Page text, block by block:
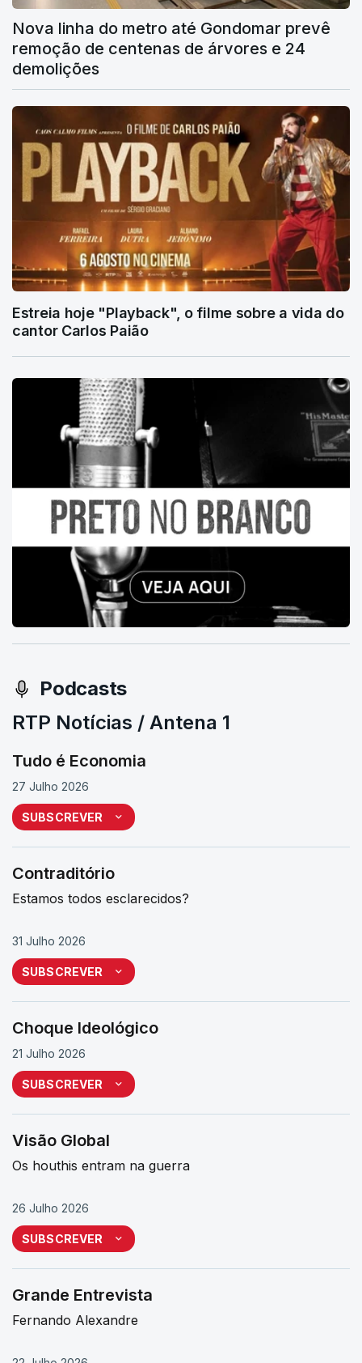
Nova linha do metro até Gondomar prevê
remoção de centenas de árvores e 24
demolições
Estreia hoje "Playback", o filme sobre a vida do
cantor Carlos Paião
Podcasts
RTP Notícias / Antena 1
Tudo é Economia
27 Julho 2026
SUBSCREVER
Contraditório
Estamos todos esclarecidos?
31 Julho 2026
SUBSCREVER
Choque Ideológico
21 Julho 2026
SUBSCREVER
Visão Global
Os houthis entram na guerra
26 Julho 2026
SUBSCREVER
Grande Entrevista
Fernando Alexandre